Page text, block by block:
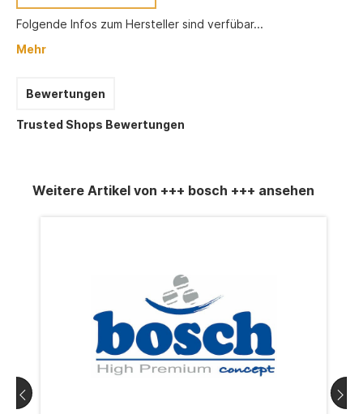
Folgende Infos zum Hersteller sind verfübar...
Mehr
Bewertungen
Trusted Shops Bewertungen
Weitere Artikel von +++ bosch +++ ansehen